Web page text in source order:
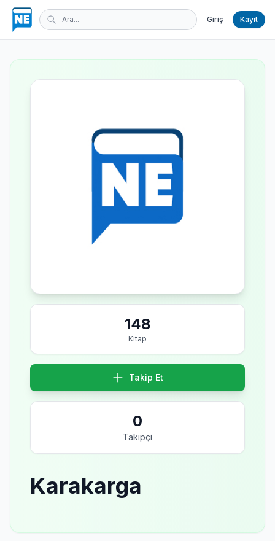
Giriş Kayıt
148
Kitap
Takip Et
0
Takipçi
Karakarga